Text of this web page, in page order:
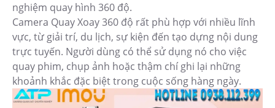
nghiệm quay hình 360 độ.
Camera Quay Xoay 360 độ rất phù hợp với nhiều lĩnh
vực, từ giải trí, du lịch, sự kiện đến tạo dựng nội dung
trực tuyến. Người dùng có thể sử dụng nó cho việc
quay phim, chụp ảnh hoặc thậm chí ghi lại những
khoảnh khắc đặc biệt trong cuộc sống hàng ngày.